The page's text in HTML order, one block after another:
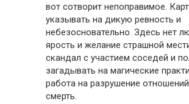
вот сотворит непоправимое.
указывать на дикую ревность и
небезосновательно. Здесь нет
ярость и желание страшной
скандал с участием соседей и
загадывать на магические
работа на разрушение
смерть.